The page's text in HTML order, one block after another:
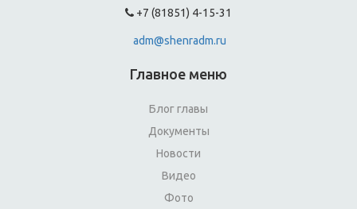
+7 (81851) 4-15-31
adm@shenradm.ru
Главное меню
Блог главы
Документы
Новости
Видео
Фото